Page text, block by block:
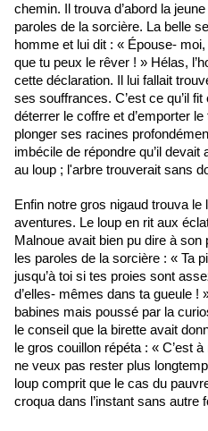
chemin. Il trouva d’abord la
paroles de la sorcière. La belle
homme et lui dit : « Épouse-
que tu peux le rêver ! » Hélas,
cette déclaration. Il lui fallait
ses souffrances. C’est ce qu’il
déterrer le coffre et d’emporter
plonger ses racines
imbécile de répondre qu’il
au loup ; l'arbre trouverait sans
Enfin notre gros nigaud trouva
aventures. Le loup en rit aux
Malnoue avait bien pu dire à
les paroles de la sorcière : « Ta
jusqu’à toi si tes proies sont
d’elles- mêmes dans ta gueule !
babines mais poussé par la
le conseil que la birette avait
le gros couillon répéta : « C’est
ne veux pas rester plus
loup comprit que le cas du
croqua dans l’instant sans autre